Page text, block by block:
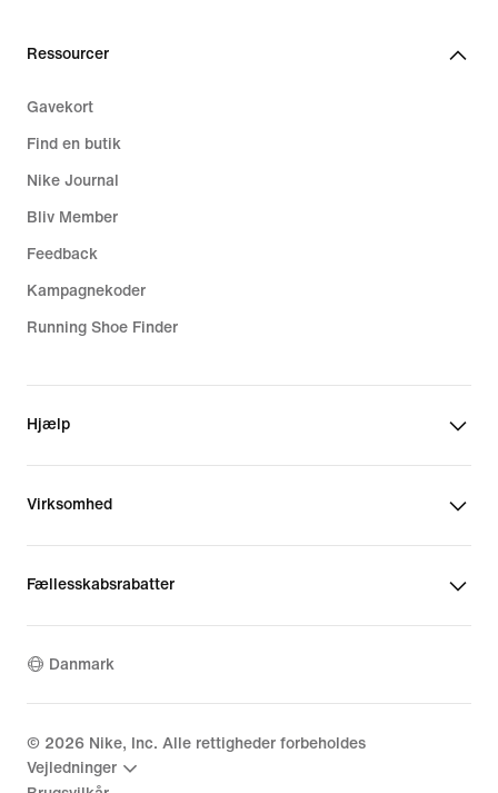
Ressourcer
Gavekort
Find en butik
Nike Journal
Bliv Member
Feedback
Kampagnekoder
Running Shoe Finder
Hjælp
Virksomhed
Fællesskabsrabatter
Danmark
© 2026 Nike, Inc. Alle rettigheder forbeholdes
Vejledninger